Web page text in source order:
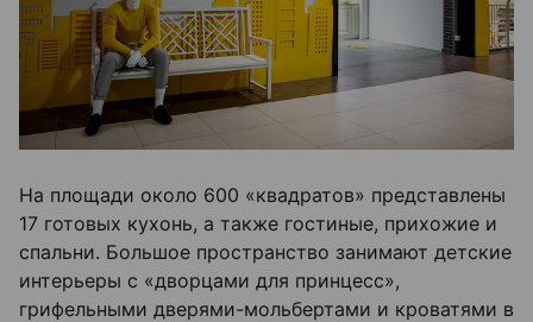
На площади около 600 «квадратов» представлены
17 готовых кухонь, а также гостиные, прихожие и
спальни. Большое пространство занимают детские
интерьеры с «дворцами для принцесс»,
грифельными дверями-мольбертами и кроватями в